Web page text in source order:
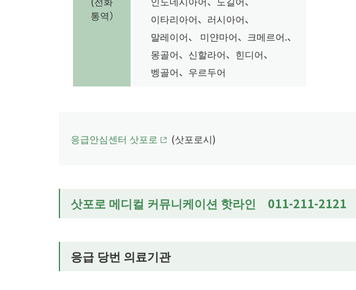
통역）
이타리아어、러시아어、
말레이어、 미얀마어、크메르어.、
몽골어、신할라어、힌디어、
벵골어、우르두어
응급안심센터 삿포로 (삿포로시)
삿포로 메디컬 커뮤니케이션 핫라인 011-211-2121
응급 당번 의료기관